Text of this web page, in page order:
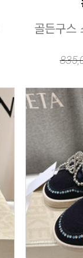
골든구스